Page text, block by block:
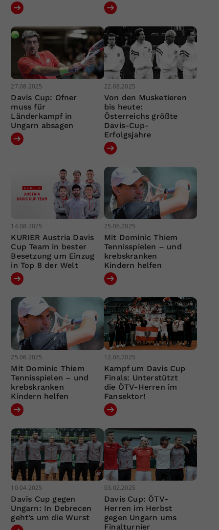
27.08.2025
Davis Cup: Ofner
muss für
Länderkampf in
Ungarn absagen
22.08.2025
Von den Musketieren
bis heute:
Österreichs größte
Davis-Cup-
Erfolgsjahre
14.08.2025
KURIER Austria Davis
Cup Team in bester
Besetzung um Einzug
in Top 8 der Welt
25.06.2025
Mit Dominic Thiem
Tennisspielen – und
krebskranken
Kindern helfen
25.06.2025
Mit Dominic Thiem
Tennisspielen – und
krebskranken
Kindern helfen
12.06.2025
Kampf um Davis Cup
Finals: Unterstützt
die ÖTV-Herren im
Fansektor!
10.04.2025
Davis Cup gegen
Ungarn: In Debrecen
geht’s um die Wurst
03.02.2025
Davis Cup: ÖTV-
Herren im Herbst
gegen Ungarn ums
Finalturnier